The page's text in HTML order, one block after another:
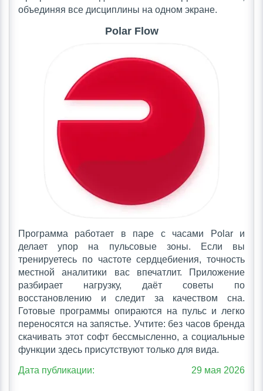
объединяя все дисциплины на одном экране.
Polar Flow
Программа работает в паре с часами Polar и
делает упор на пульсовые зоны. Если вы
тренируетесь по частоте сердцебиения, точность
местной аналитики вас впечатлит. Приложение
разбирает нагрузку, даёт советы по
восстановлению и следит за качеством сна.
Готовые программы опираются на пульс и легко
переносятся на запястье. Учтите: без часов бренда
скачивать этот софт бессмысленно, а социальные
функции здесь присутствуют только для вида.
Дата публикации: 29 мая 2026